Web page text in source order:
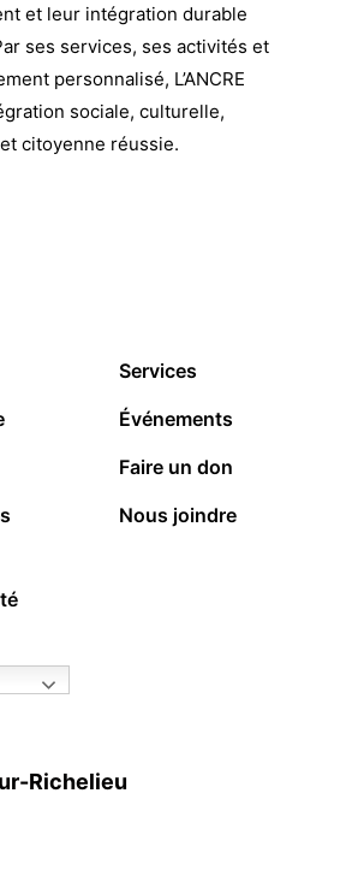
et leur intégration durable
ses services, ses activités et
personnalisé, L’ANCRE
sociale, culturelle,
citoyenne réussie.
Services
Événements
Faire un don
Nous joindre
Richelieu